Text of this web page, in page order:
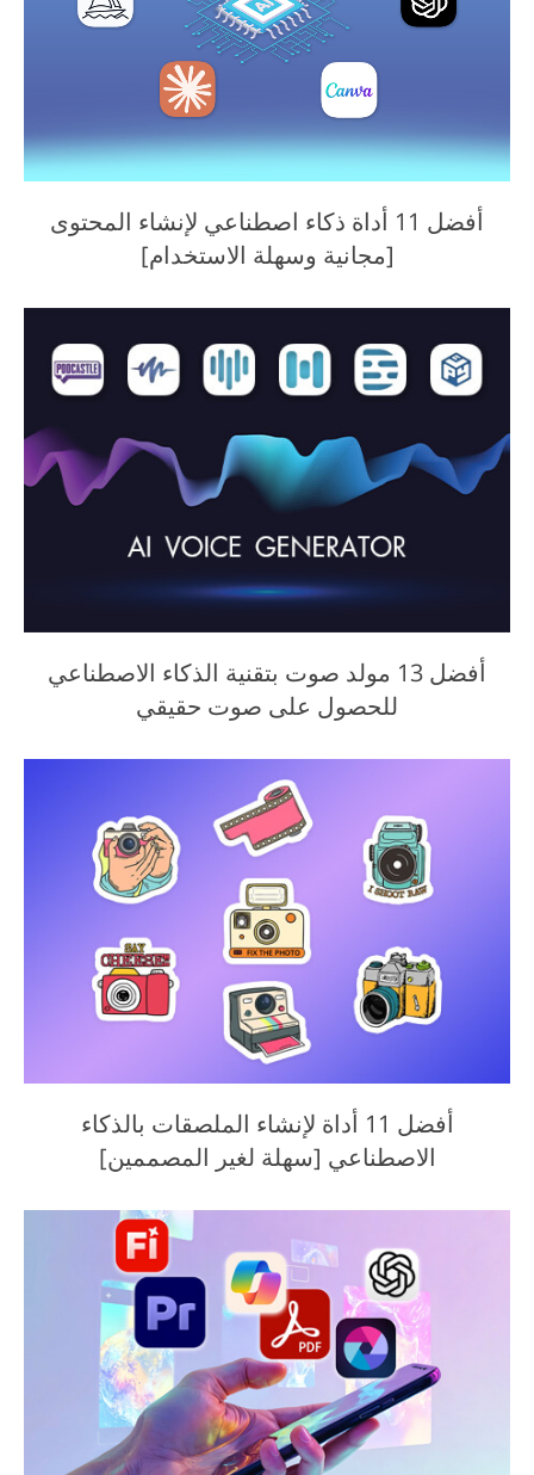
أفضل 11 أداة ذكاء اصطناعي لإنشاء المحتوى
[مجانية وسهلة الاستخدام]
أفضل 13 مولد صوت بتقنية الذكاء الاصطناعي
للحصول على صوت حقيقي
أفضل 11 أداة لإنشاء الملصقات بالذكاء
الاصطناعي [سهلة لغير المصممين]